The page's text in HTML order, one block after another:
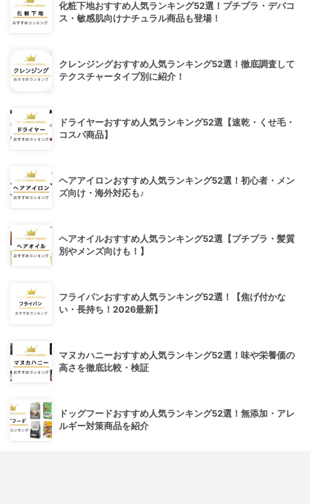
化粧下地おすすめ人気ランキング52選！プチプラ・デパコ
ス・敏感肌向けナチュラル商品も登場！
クレンジングおすすめ人気ランキング52選！徹底調査して
テクスチャータイプ別に紹介！
ドライヤーおすすめ人気ランキング52選【速乾・くせ毛・
コスパ商品】
ヘアアイロンおすすめ人気ランキング52選！初心者・メン
ズ向け・海外対応も♪
ヘアオイルおすすめ人気ランキング52選【プチプラ・髪質
別やメンズ向けも！】
フライパンおすすめ人気ランキング52選！【焦げ付かな
い・長持ち！2026最新】
マヌカハニーおすすめ人気ランキング52選！味や栄養価の
高さを徹底比較・検証
ドッグフードおすすめ人気ランキング52選！無添加・アレ
ルギー対策商品を紹介